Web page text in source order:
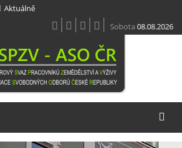
Aktuálně
Sobota 08.08.2026